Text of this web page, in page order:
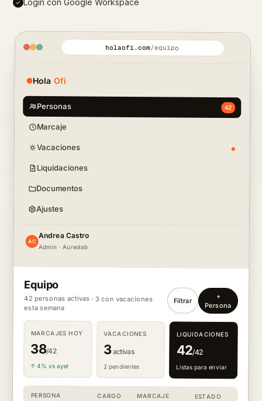
✓ Login con Google Workspace
holaofi.com/equipo
Hola Ofi
Personas 42
Marcaje
Vacaciones
Liquidaciones
Documentos
Ajustes
AC
Andrea Castro
Admin · Aureolab
Equipo
42 personas activas · 3 con vacaciones
esta semana
Filtrar
+
Persona
MARCAJES HOY
38/42
↑ 4% vs ayer
VACACIONES
3activas
2 pendientes
LIQUIDACIONES
42/42
Listas para enviar
PERSONA CARGO MARCAJE ESTADO